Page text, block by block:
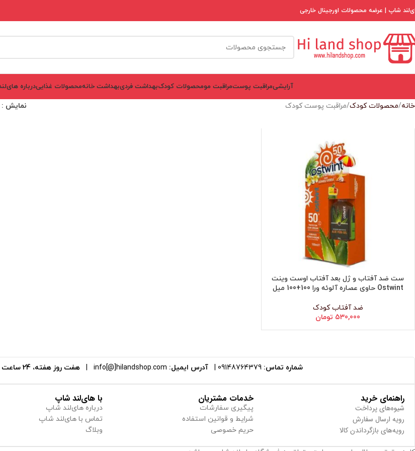
شاپ | عرضه محصولات اورجینال خارجی
آرایشیمراقبت پوستمراقبت مومحصولات کودکبهداشت فردیبهداشت خانهمحصولات غذاییدرباره
خانه محصولات کودک مراقبت پوست کودک نمایش
افزودن به سبد خرید
ست ضد آفتاب و ژل بعد آفتاب اوست وینت
Ostwint حاوی عصاره آلوئه ورا 100+100 میل
ضد آفتاب کودک
530,000 تومان
شماره تماس: 09148764379
| آدرس ایمیل: info[@]hilandshop.com
| هفت روز هفته، 24 ساعت شبانه‌روز پاسخگوی شما هستیم.
راهنمای خرید
شیوه‌های پرداخت
رویه ارسال سفارش
رویه‌های بازگرداندن کالا
خدمات مشتریان
پیگیری سفارشات
شرایط و قوانین استفاده
حریم خصوصی
با های‌لند شاپ
درباره های‌لند شاپ
تماس با های‌لند شاپ
وبلاگ